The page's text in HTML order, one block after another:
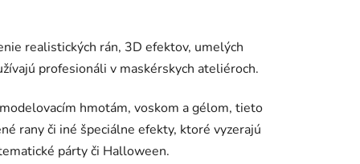
realistických rán, 3D efektov, umelých
profesionáli v maskérskych ateliéroch.
hmotám, voskom a gélom, tieto
rany či iné špeciálne efekty, ktoré vyzerajú
párty či Halloween.